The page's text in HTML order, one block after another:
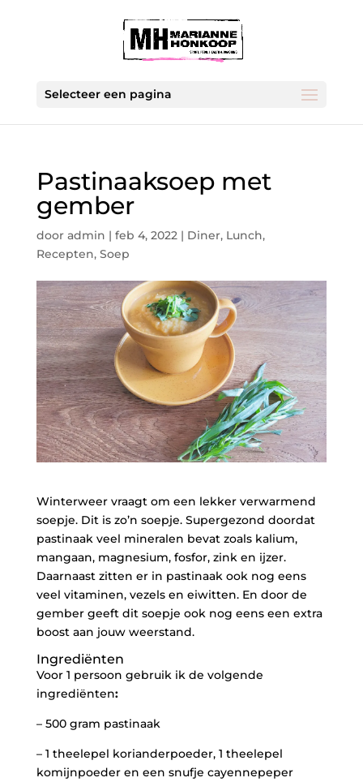
Selecteer een pagina
Pastinaaksoep met
gember
door admin | feb 4, 2022| Diner, Lunch,
Recepten, Soep
Winterweer vraagt om een lekker verwarmend
soepje. Dit is zo’n soepje. Supergezond doordat
pastinaak veel mineralen bevat zoals kalium,
mangaan, magnesium, fosfor, zink en ijzer.
Daarnaast zitten er in pastinaak ook nog eens
veel vitaminen, vezels en eiwitten. En door de
gember geeft dit soepje ook nog eens een extra
boost aan jouw weerstand.
Ingrediënten
Voor 1 persoon gebruik ik de volgende
ingrediënten:
– 500 gram pastinaak
– 1 theelepel korianderpoeder, 1 theelepel
komijnpoeder en een snufje cayennepeper